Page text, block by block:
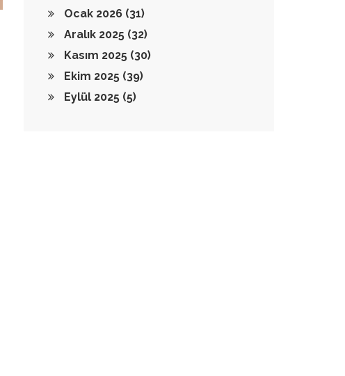
Ocak 2026 (31)
Aralık 2025 (32)
Kasım 2025 (30)
Ekim 2025 (39)
Eylül 2025 (5)